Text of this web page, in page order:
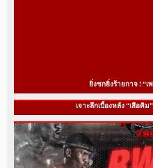
ยิ่งชกยิ่งร้ายกาจ ! “เ
เจาะลึกเบื้องหลัง “เสือคิ